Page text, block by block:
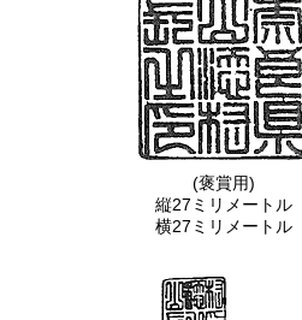
(褒賞用)
縦27ミリメートル
横27ミリメートル